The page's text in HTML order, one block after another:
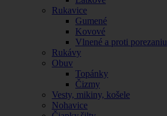
Rukavice
Gumené
Kovové
Vlnené a proti porezaniu
Rukávy
Obuv
Topánky
Čizmy
Vesty, mikiny, košele
Nohavice